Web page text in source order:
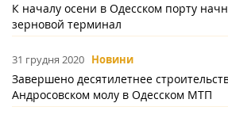
К началу осени в Одесском порту
зерновой терминал
31 грудня 2020 Новини
Завершено десятилетнее
Андросовском молу в Одесском МТП